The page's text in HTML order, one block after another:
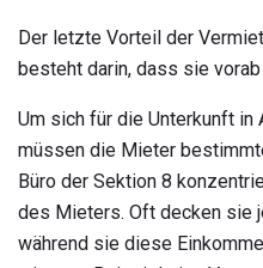
Der letzte Vorteil der
besteht darin, dass sie
Um sich für die Unterkunft
müssen die Mieter
Büro der Sektion 8
des Mieters. Oft decken sie
während sie diese